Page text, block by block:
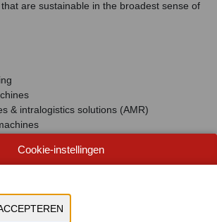
are sustainable in the broadest sense of
& intralogistics solutions (AMR)
of experience in engineering and machine
end-to-end approach: from analysis
Cookie-instellingen